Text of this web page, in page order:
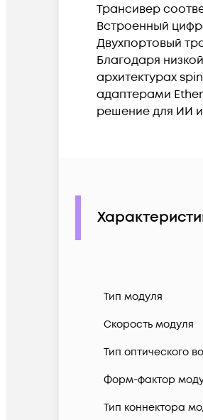
Трансивер
Встроенный
Двухпортовый
Благодаря
архитектурах
адаптерами
решение для ИИ
Тип модуля
Скорость модуля
Тип оптического
Форм-фактор
Тип коннектора